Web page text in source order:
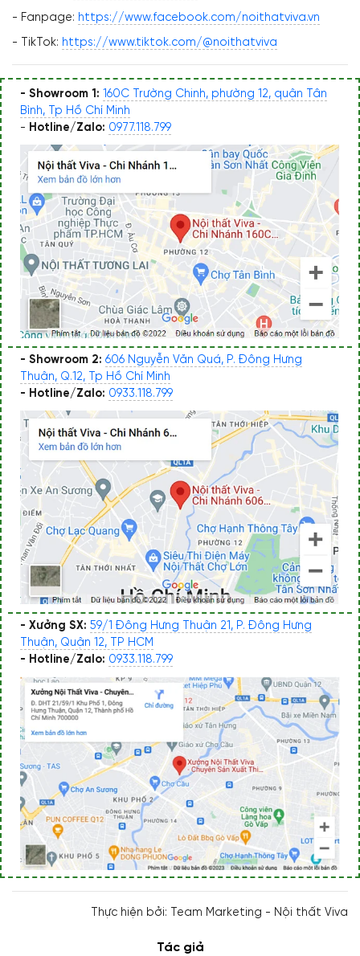
- Fanpage: https://www.facebook.com/noithatviva.vn
- TikTok: https://www.tiktok.com/@noithatviva
- Showroom 1: 160C Trường Chinh, phường 12, quận Tân
Bình, Tp Hồ Chí Minh
- Hotline/Zalo: 0977.118.799
- Showroom 2: 606 Nguyễn Văn Quá, P. Đông Hưng
Thuận, Q.12, Tp Hồ Chí Minh
- Hotline/Zalo: 0933.118.799
- Xưởng SX: 59/1 Đông Hưng Thuận 21, P. Đông Hưng
Thuận, Quận 12, TP HCM
- Hotline/Zalo: 0933.118.799
Thực hiện bởi: Team Marketing - Nội thất Viva
Tác giả